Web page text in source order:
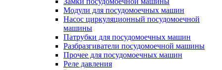
Модули для посудомоечных машин
Насос циркуляционный посудомоечной
машины
Патрубки для посудомоечных машин
Разбразгиватели посудомоечной машины
Прочее для посудомоечных машин
Реле давления